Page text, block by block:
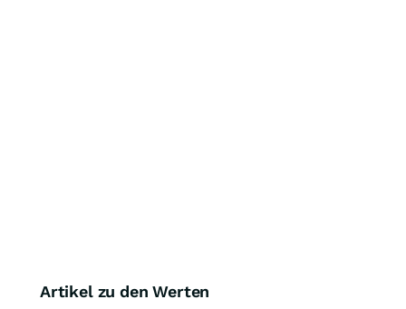
Artikel zu den Werten